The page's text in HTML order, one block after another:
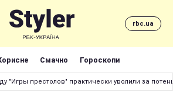
rbc.ua
Смачно Гороскопи
"Игры престолов" практически уволили за